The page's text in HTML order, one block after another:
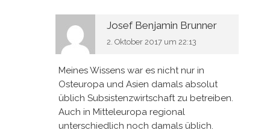
Josef Benjamin Brunner
2. Oktober 2017 um 22:13
Meines Wissens war es nicht nur in
Osteuropa und Asien damals absolut
üblich Subsistenzwirtschaft zu betreiben.
Auch in Mitteleuropa regional
unterschiedlich noch damals üblich.